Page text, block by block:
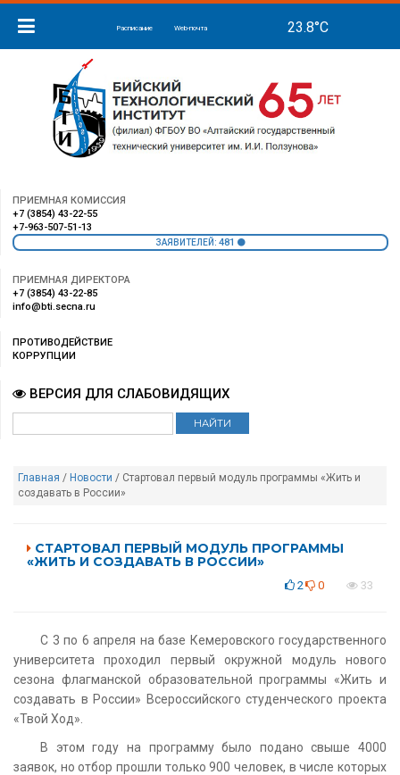
Расписание Web-почта
ПРИЕМНАЯ КОМИССИЯ
+7 (3854) 43-22-55
+7-963-507-51-13
ЗАЯВИТЕЛЕЙ: 481
ПРИЕМНАЯ ДИРЕКТОРА
+7 (3854) 43-22-85
info@bti.secna.ru
ПРОТИВОДЕЙСТВИЕ
КОРРУПЦИИ
ВЕРСИЯ ДЛЯ СЛАБОВИДЯЩИХ
Главная / Новости / Стартовал первый модуль программы «Жить и
создавать в России»
СТАРТОВАЛ ПЕРВЫЙ МОДУЛЬ ПРОГРАММЫ
«ЖИТЬ И СОЗДАВАТЬ В РОССИИ»
2 0 33
С 3 по 6 апреля на базе Кемеровского государственного
университета проходил первый окружной модуль нового
сезона флагманской образовательной программы «Жить и
создавать в России» Всероссийского студенческого проекта
«Твой Ход».
В этом году на программу было подано свыше 4000
заявок, но отбор прошли только 900 человек, в числе которых